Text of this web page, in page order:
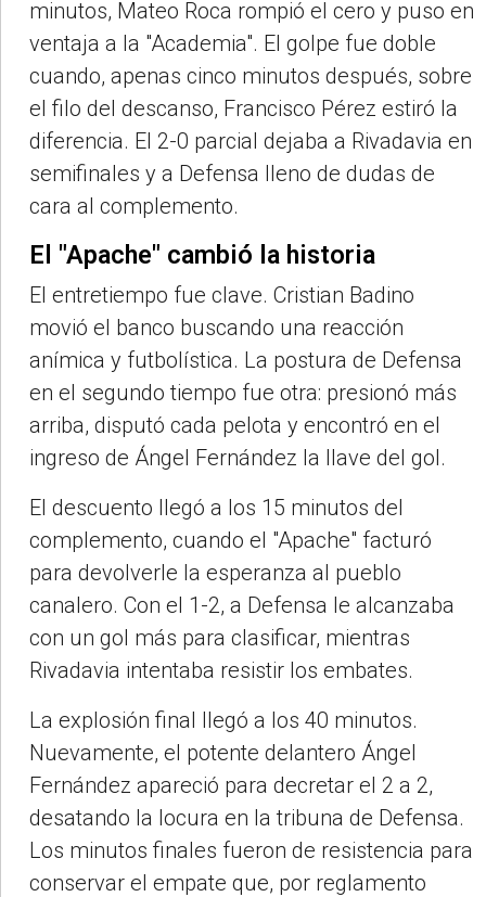
minutos, Mateo Roca rompió el cero y puso en
ventaja a la "Academia". El golpe fue doble
cuando, apenas cinco minutos después, sobre
el filo del descanso, Francisco Pérez estiró la
diferencia. El 2-0 parcial dejaba a Rivadavia en
semifinales y a Defensa lleno de dudas de
cara al complemento.
El "Apache" cambió la historia
El entretiempo fue clave. Cristian Badino
movió el banco buscando una reacción
anímica y futbolística. La postura de Defensa
en el segundo tiempo fue otra: presionó más
arriba, disputó cada pelota y encontró en el
ingreso de Ángel Fernández la llave del gol.
El descuento llegó a los 15 minutos del
complemento, cuando el "Apache" facturó
para devolverle la esperanza al pueblo
canalero. Con el 1-2, a Defensa le alcanzaba
con un gol más para clasificar, mientras
Rivadavia intentaba resistir los embates.
La explosión final llegó a los 40 minutos.
Nuevamente, el potente delantero Ángel
Fernández apareció para decretar el 2 a 2,
desatando la locura en la tribuna de Defensa.
Los minutos finales fueron de resistencia para
conservar el empate que, por reglamento